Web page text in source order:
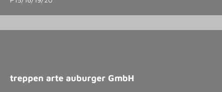
treppen arte auburger GmbH